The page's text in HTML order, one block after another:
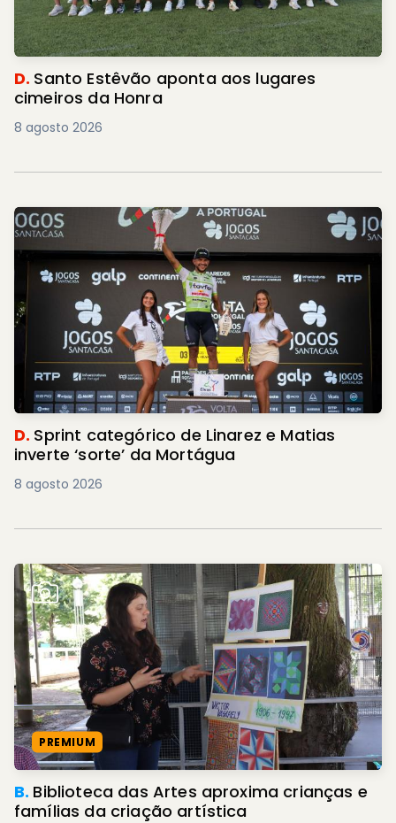
D. Santo Estêvão aponta aos lugares
cimeiros da Honra
8 agosto 2026
D. Sprint categórico de Linarez e Matias
inverte ‘sorte’ da Mortágua
8 agosto 2026
PREMIUM
B. Biblioteca das Artes aproxima crianças e
famílias da criação artística